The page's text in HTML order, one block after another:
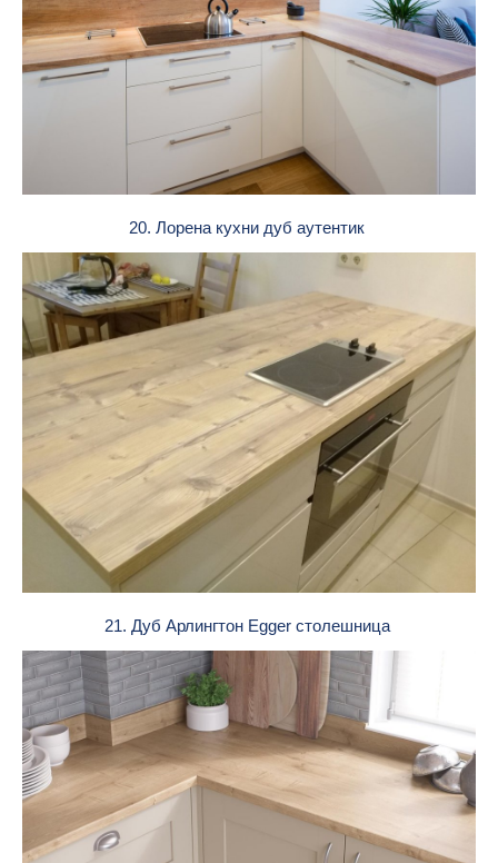
20. Лорена кухни дуб аутентик
21. Дуб Арлингтон Egger столешница